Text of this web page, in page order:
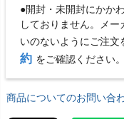
●開封・未開封にかか
しておりません。メ
いのないようにご注文
約 をご確認ください。
商品についてのお問い合